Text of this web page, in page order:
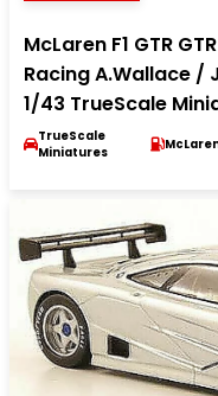
McLaren F1 GTR
Racing A.Wallace /
1/43 TrueScale
TrueScale
Miniatures